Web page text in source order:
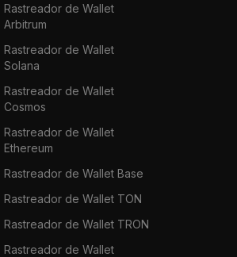
Rastreador de Wallet
Arbitrum
Rastreador de Wallet
Solana
Rastreador de Wallet
Cosmos
Rastreador de Wallet
Ethereum
Rastreador de Wallet Base
Rastreador de Wallet TON
Rastreador de Wallet TRON
Rastreador de Wallet